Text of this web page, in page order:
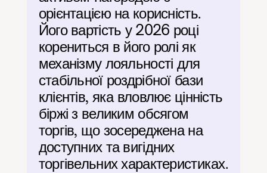
орієнтацією на корисність.
Його вартість у 2026 році
корениться в його ролі як
механізму лояльності для
стабільної роздрібної бази
клієнтів, яка вловлює цінність
біржі з великим обсягом
торгів, що зосереджена на
доступних та вигідних
торгівельних характеристиках.